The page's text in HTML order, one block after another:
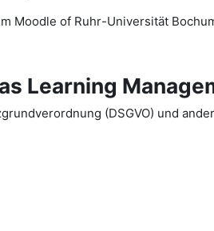
Moodle of Ruhr-Universität
Learning
(DSGVO) und